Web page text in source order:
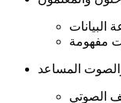
المساعد